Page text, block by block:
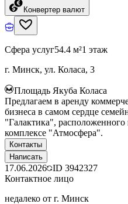
Конвертер валют
Сфера услуг54.4 м²1 этаж
г. Минск, ул. Коласа, 3
Площадь Якуба Коласа
Предлагаем в аренду
бизнеса в самом сердце
"Галактика",
комплексе "Атмосфера".
Контакты
Написать
17.06.2026 ID 3942327
Контактное лицо
недалеко от г. Минск